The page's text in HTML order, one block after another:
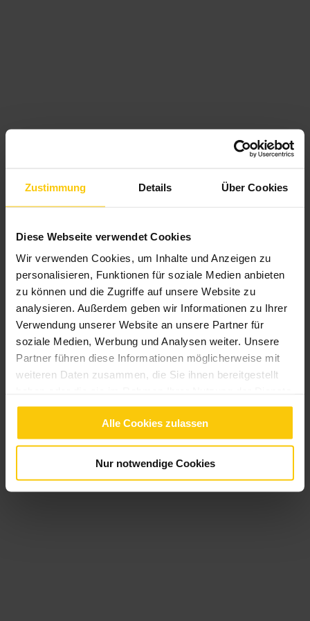
Zustimmung Details Über Cookies
Diese Webseite verwendet Cookies
Wir verwenden Cookies, um Inhalte und Anzeigen zu
personalisieren, Funktionen für soziale Medien anbieten
zu können und die Zugriffe auf unsere Website zu
analysieren. Außerdem geben wir Informationen zu Ihrer
Verwendung unserer Website an unsere Partner für
soziale Medien, Werbung und Analysen weiter. Unsere
Partner führen diese Informationen möglicherweise mit
weiteren Daten zusammen, die Sie ihnen bereitgestellt
gesammelt haben.
Alle Cookies zulassen
Nur notwendige Cookies